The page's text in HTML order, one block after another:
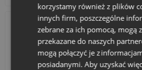
korzystamy również z plików
innych firm, poszczególne
zebrane za ich pomocą, mogą
przekazane do naszych
mogą połączyć je z
posiadanymi. Aby uzyskać